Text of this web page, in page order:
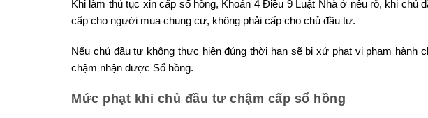
Khi làm thủ tục xin cấp sổ hồng, Khoản 4 Điều 9 Luật Nhà ở nêu rõ, khi chủ
cấp cho người mua chung cư, không phải cấp cho chủ đầu tư.
Nếu chủ đầu tư không thực hiện đúng thời hạn sẽ bị xử phạt vi phạm hành
chậm nhận được Sổ hồng.
Mức phạt khi chủ đầu tư chậm cấp sổ hồng